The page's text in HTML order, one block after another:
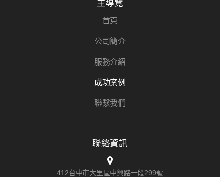
主導覽
首頁
公司簡介
服務介紹
成功案例
聯繫我們
聯絡資訊
412台中市大里區中興路一段299號